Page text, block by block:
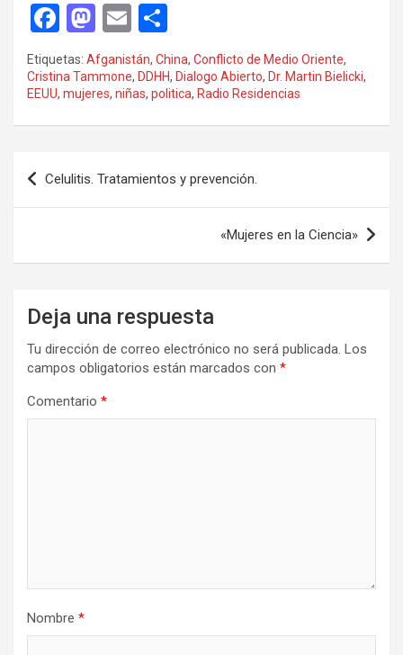
F
a
ce
b
o
k
M
a
st
o
d
n
E
m
ail
o
m
p
ar
Etiquetas: Afganistán, China, Conflicto de Medio Oriente,
Cristina Tammone, DDHH, Dialogo Abierto, Dr. Martin Bielicki,
EEUU, mujeres, niñas, politica, Radio Residencias
Navegación
de
Celulitis. Tratamientos y prevención.
«Mujeres en la Ciencia»
Deja una respuesta
Tu dirección de correo electrónico no será publicada. Los
campos obligatorios están marcados con *
Comentario *
Nombre *